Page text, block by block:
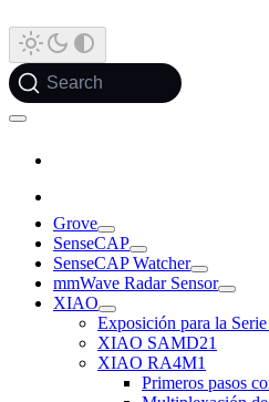
Search
Grove
SenseCAP
SenseCAP Watcher
mmWave Radar Sensor
XIAO
Exposición para la
XIAO SAMD21
XIAO RA4M1
Primeros pasos